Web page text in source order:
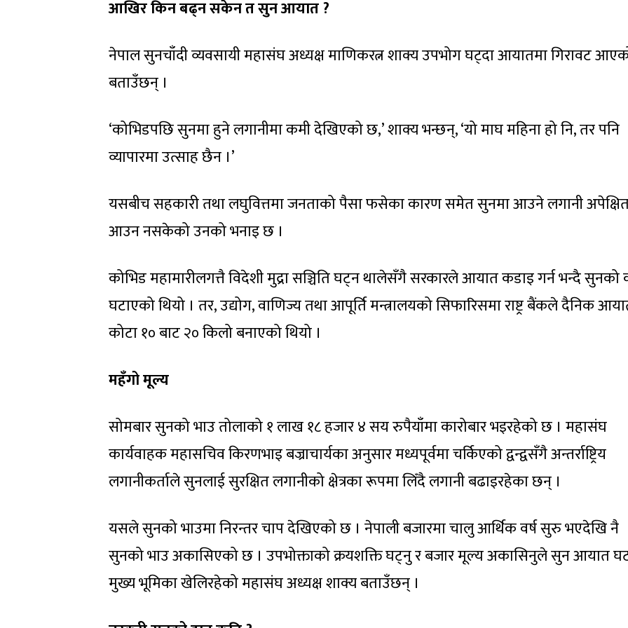
आखिर किन बढ्न सकेन त सुन आयात ?
नेपाल सुनचाँदी व्यवसायी महासंघ अध्यक्ष माणिकरत्न शाक्य उपभोग घट्दा आयातमा गिरावट
बताउँछन् ।
‘कोभिडपछि सुनमा हुने लगानीमा कमी देखिएको छ,’ शाक्य भन्छन्, ‘यो माघ महिना हो नि, तर पनि
व्यापारमा उत्साह छैन ।’
यसबीच सहकारी तथा लघुवित्तमा जनताको पैसा फसेका कारण समेत सुनमा आउने लगानी
आउन नसकेको उनको भनाइ छ ।
कोभिड महामारीलगत्तै विदेशी मुद्रा सञ्चिति घट्न थालेसँगै सरकारले आयात कडाइ गर्न भन्दै सुनको
घटाएको थियो । तर, उद्योग, वाणिज्य तथा आपूर्ति मन्त्रालयको सिफारिसमा राष्ट्र बैंकले दैनिक
कोटा १० बाट २० किलो बनाएको थियो ।
महँगो मूल्य
सोमबार सुनको भाउ तोलाको १ लाख १८ हजार ४ सय रुपैयाँमा कारोबार भइरहेको छ । महासंघ
कार्यवाहक महासचिव किरणभाइ बज्राचार्यका अनुसार मध्यपूर्वमा चर्किएको द्वन्द्वसँगै अन्तर्राष्ट्रिय
लगानीकर्ताले सुनलाई सुरक्षित लगानीको क्षेत्रका रूपमा लिँदै लगानी बढाइरहेका छन् ।
यसले सुनको भाउमा निरन्तर चाप देखिएको छ । नेपाली बजारमा चालु आर्थिक वर्ष सुरु भएदेखि नै
सुनको भाउ अकासिएको छ । उपभोक्ताको क्रयशक्ति घट्नु र बजार मूल्य अकासिनुले सुन आयात
मुख्य भूमिका खेलिरहेको महासंघ अध्यक्ष शाक्य बताउँछन् ।